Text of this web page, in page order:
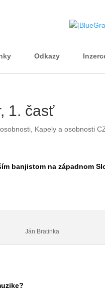
Odkazy
1. časť
a osobnosti,Kapely a
banjistom na západnom
Ján Bratinka